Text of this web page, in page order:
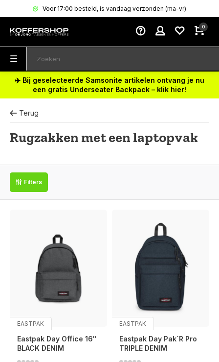
Voor 17:00 besteld, is vandaag verzonden (ma-vr)
0
✈️ Bij geselecteerde Samsonite artikelen ontvang je nu
een gratis Underseater Backpack – klik hier!
Terug
Rugzakken met een laptopvak
Filters
EASTPAK
Eastpak Day Office 16"
BLACK DENIM
EASTPAK
Eastpak Day Pak´R Pro
TRIPLE DENIM